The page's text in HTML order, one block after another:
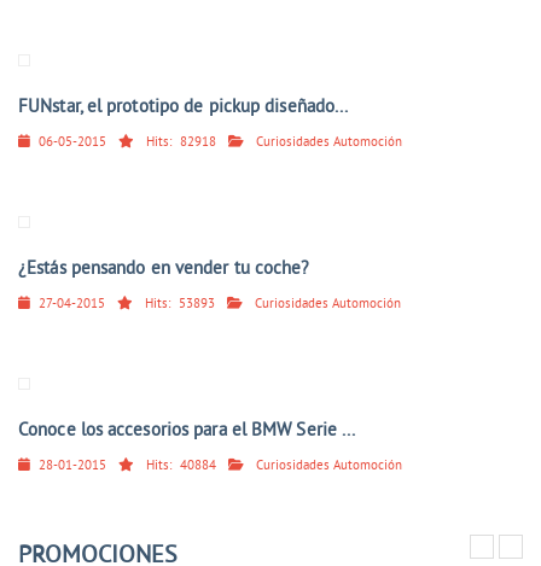
FUNstar, el prototipo de pickup diseñado...
06-05-2015 Hits: 82918 Curiosidades Automoción
¿Estás pensando en vender tu coche?
27-04-2015 Hits: 53893 Curiosidades Automoción
Conoce los accesorios para el BMW Serie ...
28-01-2015 Hits: 40884 Curiosidades Automoción
PROMOCIONES